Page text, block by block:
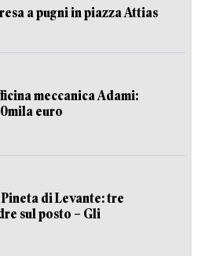
a pugni in piazza Attias
meccanica Adami:
euro
di Levante: tre
sul posto – Gli